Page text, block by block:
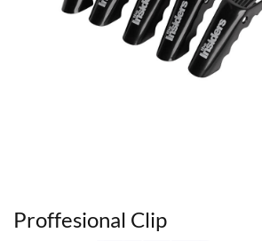
Proffesional Clip